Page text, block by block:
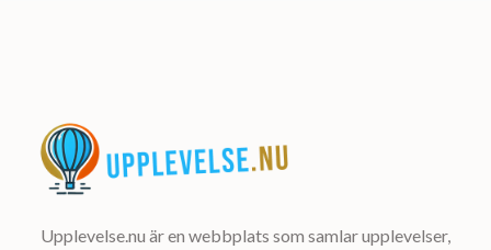
Upplevelse.nu är en webbplats som samlar upplevelser,